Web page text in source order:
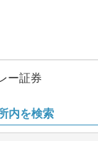
ー証券
内を検索